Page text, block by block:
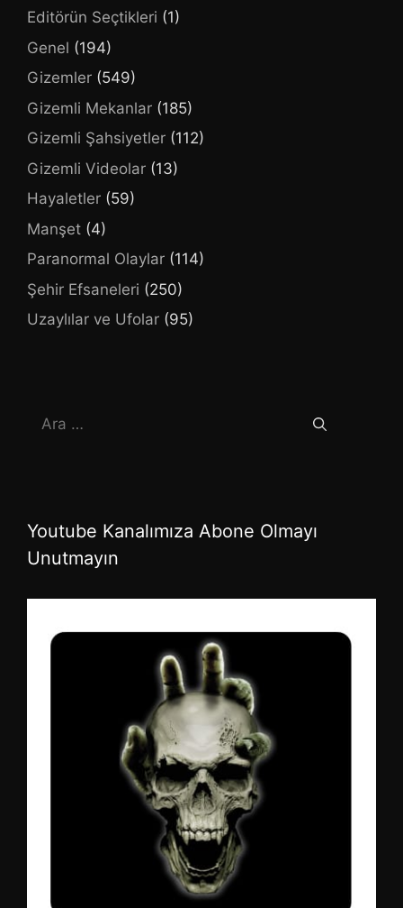
Editörün Seçtikleri (1)
Genel (194)
Gizemler (549)
Gizemli Mekanlar (185)
Gizemli Şahsiyetler (112)
Gizemli Videolar (13)
Hayaletler (59)
Manşet (4)
Paranormal Olaylar (114)
Şehir Efsaneleri (250)
Uzaylılar ve Ufolar (95)
için
Youtube Kanalımıza Abone Olmayı
Unutmayın